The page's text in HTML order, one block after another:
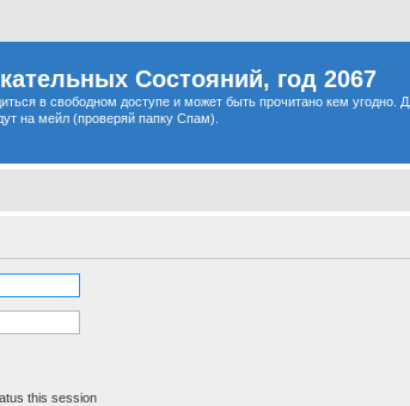
Состояний, год 2067
в свободном доступе и может быть прочитано кем угодно.
на мейл (проверяй папку Спам).
this session